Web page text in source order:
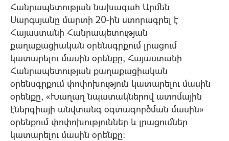
Հանրապետության նախագահ Արմեն
Սարգսյանը մարտի 20-ին ստորագրել է
Հայաստանի Հանրապետության
քաղաքացիական օրենսգրքում լրացում
կատարելու մասին օրենքը, Հայաստանի
Հանրապետության քաղաքացիական
օրենսգրքում փոփոխություն կատարելու մասին
օրենքը, «Խաղաղ նպատակներով ատոմային
էներգիայի անվտանգ օգտագործման մասին»
օրենքում փոփոխություններ և լրացումներ
կատարելու մասին օրենքը: